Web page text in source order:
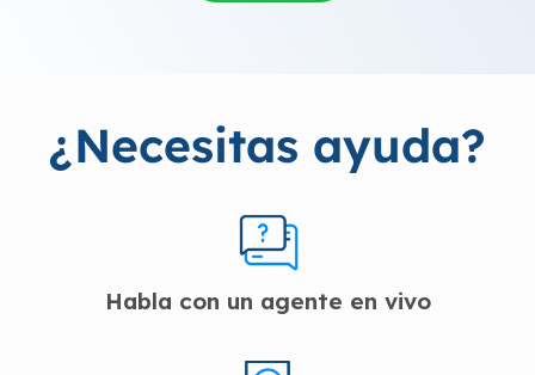
¿Necesitas ayuda?
Habla con un agente en vivo